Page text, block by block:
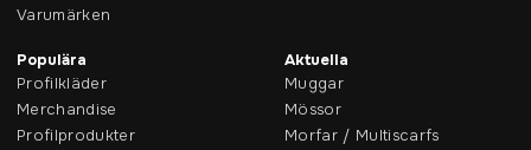
Varumärken
Populära
Profilkläder
Merchandise
Profilprodukter
Aktuella
Muggar
Mössor
Morfar / Multiscarfs